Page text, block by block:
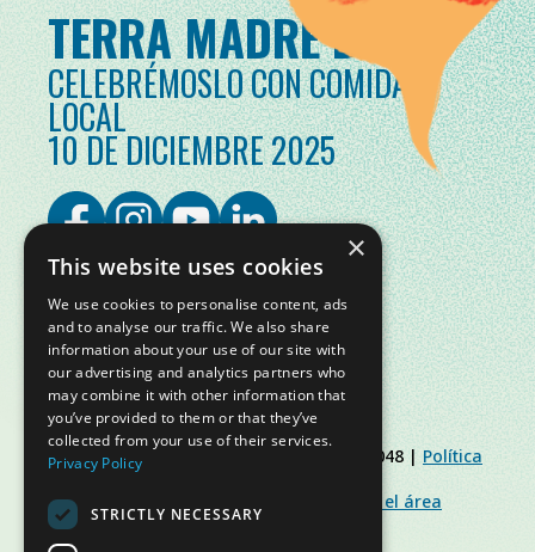
TERRA MADRE DAY
CELEBRÉMOSLO CON COMIDA
LOCAL
10 DE DICIEMBRE 2025
© Slow Food Foundation | C.F. 91019770048 | Política
de Privacidad
Slow Food Foundation
Directrices para el área
restringida
×
This website uses cookies
We use cookies to personalise content, ads
and to analyse our traffic. We also share
information about your use of our site with
our advertising and analytics partners who
may combine it with other information that
you’ve provided to them or that they’ve
collected from your use of their services.
Privacy Policy
STRICTLY NECESSARY